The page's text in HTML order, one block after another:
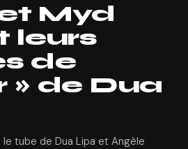
Myd
leurs
de
» de Dua
tube de Dua Lipa et Angèle